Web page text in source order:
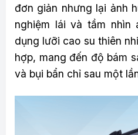
đơn giản nhưng lại ảnh
nghiệm lái và tầm nhìn
dụng lưỡi cao su thiên
hợp, mang đến độ bám
và bụi bẩn chỉ sau một